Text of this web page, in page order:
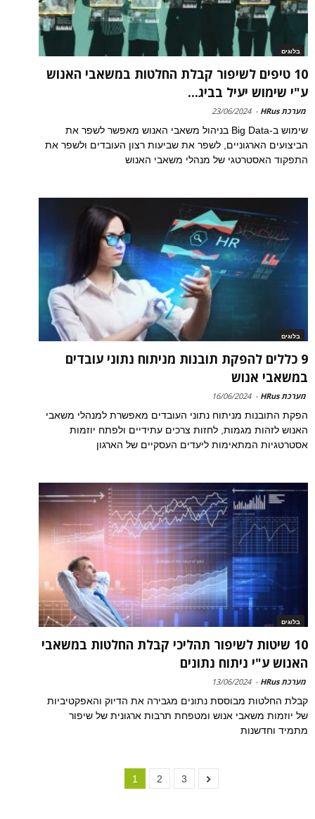
בלוגים
10 טיפים לשיפור קבלת החלטות במשאבי האנוש
ע"י שימוש יעיל בביג...
מערכת HRus -
23/06/2024
שימוש ב-Big Data בניהול משאבי האנוש מאפשר לשפר את
הביצועים הארגוניים, לשפר את שביעות רצון העובדים ולשפר את
התפקוד האסטרטגי של מנהלי משאבי האנוש
בלוגים
9 כללים להפקת תובנות מניתוח נתוני עובדים
במשאבי אנוש
מערכת HRus -
16/06/2024
הפקת התובנות מניתוח נתוני העובדים מאפשרת למנהלי משאבי
האנוש לזהות מגמות, לחזות צרכים עתידיים ולפתח יוזמות
אסטרטגיות המתאימות ליעדים העסקיים של הארגון
בלוגים
10 שיטות לשיפור תהליכי קבלת החלטות במשאבי
האנוש ע"י ניתוח נתונים
מערכת HRus -
13/06/2024
קבלת החלטות מבוססת נתונים מגבירה את הדיוק והאפקטיביות
של יוזמות משאבי אנוש ומטפחת תרבות ארגונית של שיפור
מתמיד וחדשנות
1 2 3